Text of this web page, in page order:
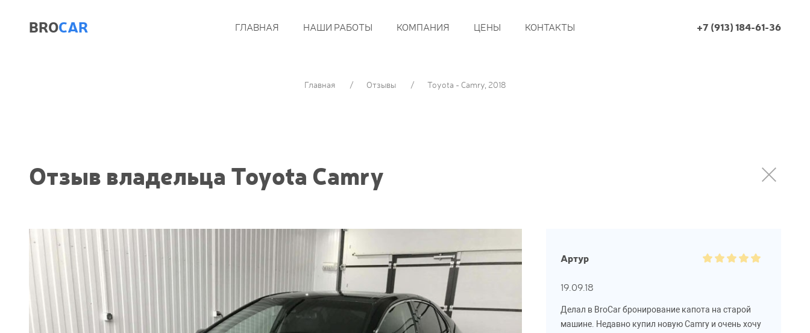
BROCAR ГЛАВНАЯ НАШИ РАБОТЫ КОМПАНИЯ ЦЕНЫ КОНТАКТЫ +7 (913) 184-61-36
Главная Отзывы Toyota - Camry, 2018
Отзыв владельца Toyota Camry
Артур
19.09.18
Делал в BroCar бронирование капота на старой
машине. Недавно купил новую Camry и очень хочу